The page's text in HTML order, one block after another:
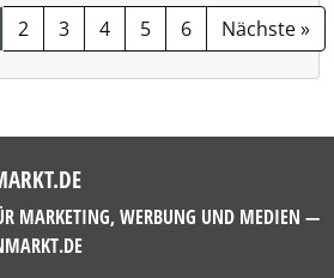
2 3 4 5 6 Nächste »
MARKETING, WERBUNG UND MEDIEN —